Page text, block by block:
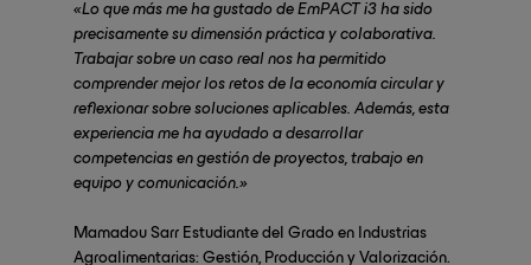
«Lo que más me ha gustado de EmPACT i3 ha sido
precisamente su dimensión práctica y colaborativa.
Trabajar sobre un caso real nos ha permitido
comprender mejor los retos de la economía circular y
reflexionar sobre soluciones aplicables. Además, esta
experiencia me ha ayudado a desarrollar
competencias en gestión de proyectos, trabajo en
equipo y comunicación.»
Mamadou Sarr Estudiante del Grado en Industrias
Agroalimentarias: Gestión, Producción y Valorización.